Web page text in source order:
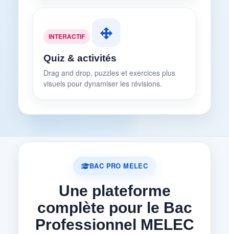
INTERACTIF
Quiz & activités
Drag and drop, puzzles et exercices plus
visuels pour dynamiser les révisions.
BAC PRO MELEC
Une plateforme
complète pour le Bac
Professionnel MELEC